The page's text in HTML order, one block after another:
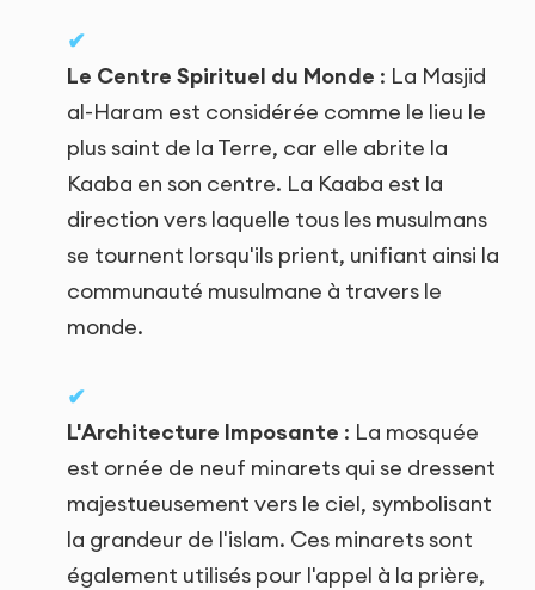
Le Centre Spirituel du Monde : La Masjid
al-Haram est considérée comme le lieu le
plus saint de la Terre, car elle abrite la
Kaaba en son centre. La Kaaba est la
direction vers laquelle tous les musulmans
se tournent lorsqu'ils prient, unifiant ainsi la
communauté musulmane à travers le
monde.
L'Architecture Imposante : La mosquée
est ornée de neuf minarets qui se dressent
majestueusement vers le ciel, symbolisant
la grandeur de l'islam. Ces minarets sont
également utilisés pour l'appel à la prière,